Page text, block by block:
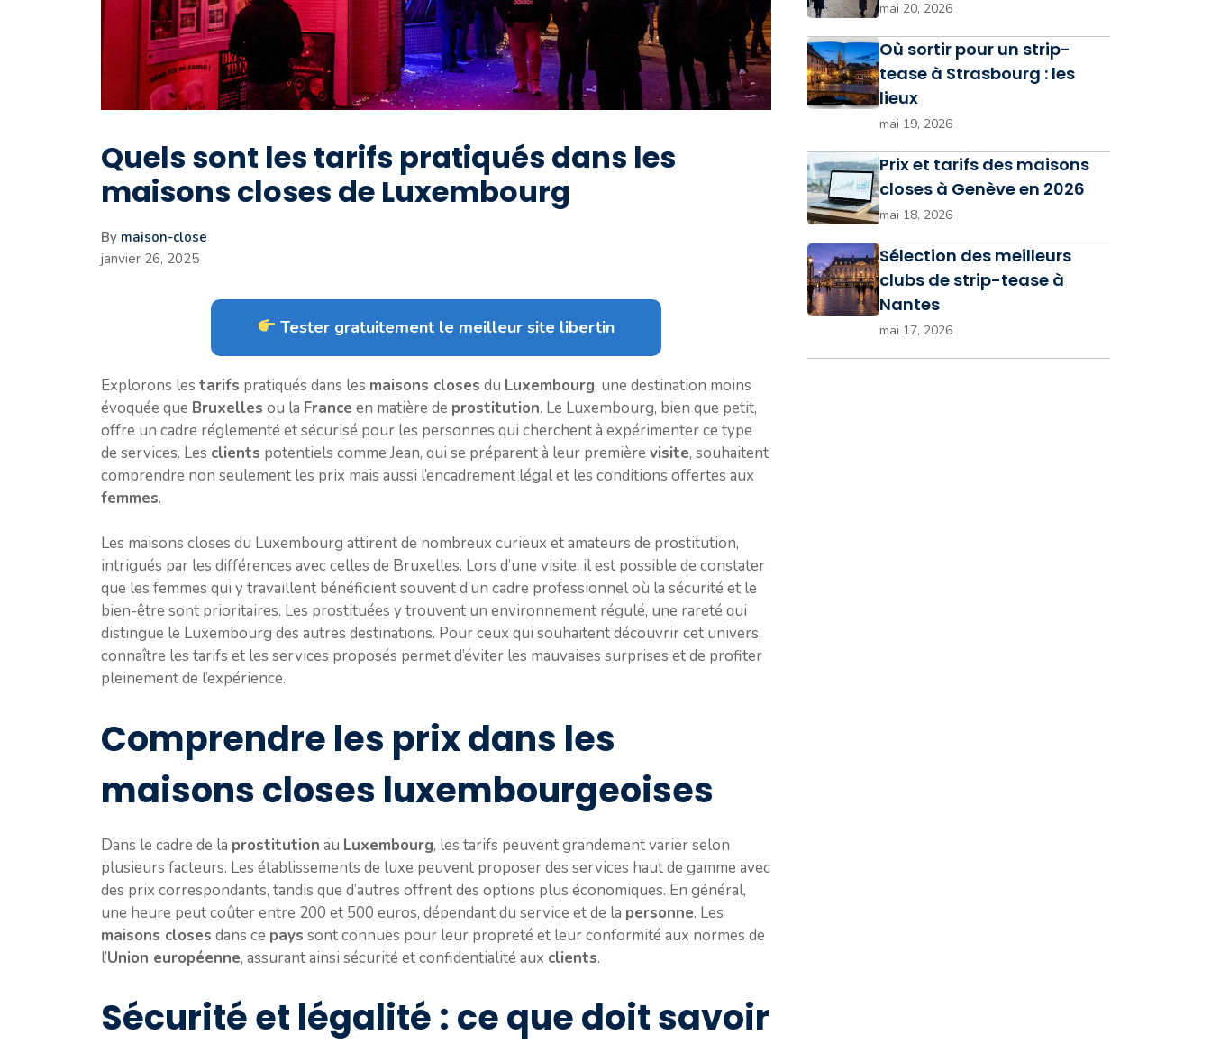
Quels sont les tarifs pratiqués dans les
maisons closes de Luxembourg
By maison-close
janvier 26, 2025
Tester gratuitement le meilleur site libertin
Explorons les tarifs pratiqués dans les maisons closes du Luxembourg, une destination moins
évoquée que Bruxelles ou la France en matière de prostitution. Le Luxembourg, bien que petit,
offre un cadre réglementé et sécurisé pour les personnes qui cherchent à expérimenter ce type
de services. Les clients potentiels comme Jean, qui se préparent à leur première visite, souhaitent
comprendre non seulement les prix mais aussi l’encadrement légal et les conditions offertes aux
femmes.
Les maisons closes du Luxembourg attirent de nombreux curieux et amateurs de prostitution,
intrigués par les différences avec celles de Bruxelles. Lors d’une visite, il est possible de constater
que les femmes qui y travaillent bénéficient souvent d’un cadre professionnel où la sécurité et le
bien-être sont prioritaires. Les prostituées y trouvent un environnement régulé, une rareté qui
distingue le Luxembourg des autres destinations. Pour ceux qui souhaitent découvrir cet univers,
connaître les tarifs et les services proposés permet d’éviter les mauvaises surprises et de profiter
pleinement de l’expérience.
Comprendre les prix dans les
maisons closes luxembourgeoises
Dans le cadre de la prostitution au Luxembourg, les tarifs peuvent grandement varier selon
plusieurs facteurs. Les établissements de luxe peuvent proposer des services haut de gamme avec
des prix correspondants, tandis que d’autres offrent des options plus économiques. En général,
une heure peut coûter entre 200 et 500 euros, dépendant du service et de la personne. Les
maisons closes dans ce pays sont connues pour leur propreté et leur conformité aux normes de
l’Union européenne, assurant ainsi sécurité et confidentialité aux clients.
Sécurité et légalité : ce que doit savoir
mai 20, 2026
Où sortir pour un strip-
tease à Strasbourg : les
lieux
mai 19, 2026
Prix et tarifs des maisons
closes à Genève en 2026
mai 18, 2026
Sélection des meilleurs
clubs de strip-tease à
Nantes
mai 17, 2026